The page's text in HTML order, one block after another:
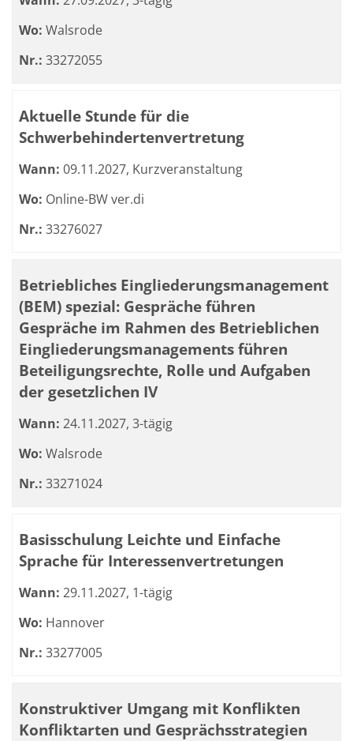
Wo: Walsrode
Nr.: 33272055
Aktuelle Stunde für die
Schwerbehindertenvertretung
Wann: 09.11.2027, Kurzveranstaltung
Wo: Online-BW ver.di
Nr.: 33276027
Betriebliches Eingliederungsmanagement
(BEM) spezial: Gespräche führen
Gespräche im Rahmen des Betrieblichen
Eingliederungsmanagements führen
Beteiligungsrechte, Rolle und Aufgaben
der gesetzlichen IV
Wann: 24.11.2027, 3-tägig
Wo: Walsrode
Nr.: 33271024
Basisschulung Leichte und Einfache
Sprache für Interessenvertretungen
Wann: 29.11.2027, 1-tägig
Wo: Hannover
Nr.: 33277005
Konstruktiver Umgang mit Konflikten
Konfliktarten und Gesprächsstrategien